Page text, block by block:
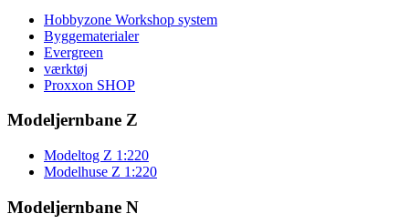
Hobbyzone Workshop system
Byggematerialer
Evergreen
værktøj
Proxxon SHOP
Modeljernbane Z
Modeltog Z 1:220
Modelhuse Z 1:220
Modeljernbane N